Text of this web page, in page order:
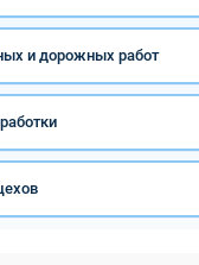
и дорожных работ